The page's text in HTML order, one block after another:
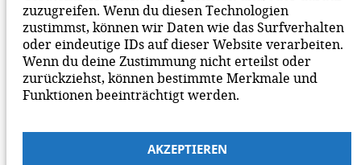
zuzugreifen. Wenn du diesen Technologien
zustimmst, können wir Daten wie das Surfverhalten
oder eindeutige IDs auf dieser Website verarbeiten.
Wenn du deine Zustimmung nicht erteilst oder
zurückziehst, können bestimmte Merkmale und
Funktionen beeinträchtigt werden.
AKZEPTIEREN